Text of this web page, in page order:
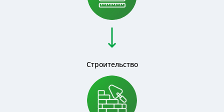
Строительство